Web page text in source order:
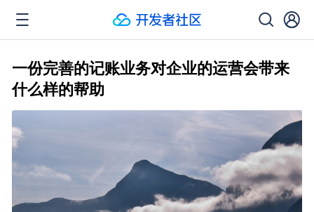
一份完善的记账业务对企业的运营会带来
什么样的帮助